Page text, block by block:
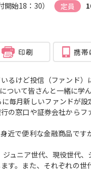
始18：30） 定員
るけど投信（ファンド
いて皆さんと一緒に学ん
毎月新しいファンドが
の窓口や証券会社から
近で便利な金融商品です
ュニア世代、現役世代
す。また、それぞれの世